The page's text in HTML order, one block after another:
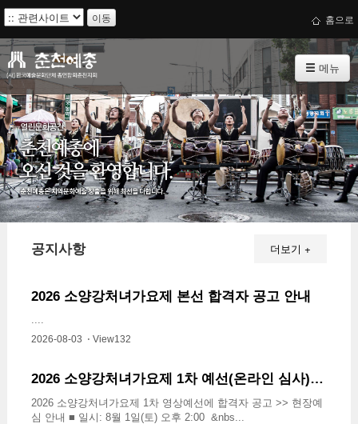
이동 홈으로
메뉴
공지사항 더보기 +
2026 소양강처녀가요제 본선 합격자 공고 안내
....
2026-08-03 ⋅ View132
2026 소양강처녀가요제 1차 예선(온라인 심사) 합격자 공고 안내
2026 소양강처녀가요제 1차 영상예선에 합격자 공고 >> 현장예
심 안내 ■ 일시: 8월 1일(토) 오후 2:00 &nbs...